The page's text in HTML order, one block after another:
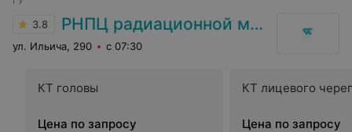
3.8 РНПЦ радиационной медицины
ул. Ильича, 290 с 07:30
КТ головы
Цена по запросу
КТ лицевого
Цена по запросу